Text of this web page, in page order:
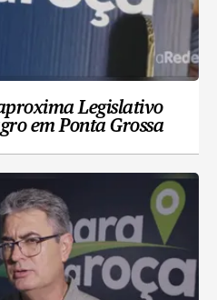
Legislativo
em Ponta Grossa